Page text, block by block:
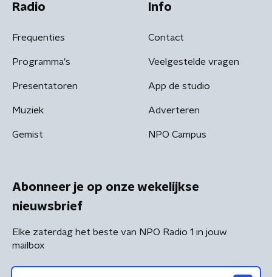
Radio
Frequenties
Programma's
Presentatoren
Muziek
Gemist
Info
Contact
Veelgestelde vragen
App de studio
Adverteren
NPO Campus
Abonneer je op onze wekelijkse
nieuwsbrief
Elke zaterdag het beste van NPO Radio 1 in jouw
mailbox